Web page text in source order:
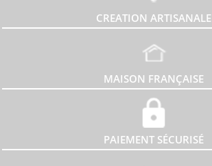
CREATION ARTISANALE
MAISON FRANÇAISE
PAIEMENT SÉCURISÉ